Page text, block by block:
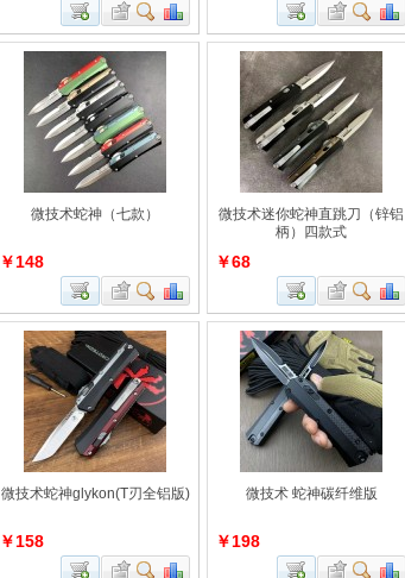
微技术蛇神（七款）
￥148
微技术迷你蛇神直跳刀（锌铝
柄）四款式
￥68
微技术蛇神glykon(T刃全铝版)
￥158
微技术 蛇神碳纤维版
￥198